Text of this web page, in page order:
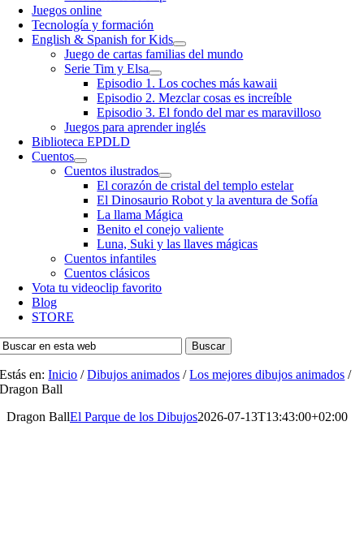
Juegos online
Tecnología y formación
English & Spanish for Kids
Juego de cartas familias del mundo
Serie Tim y Elsa
Episodio 1. Los coches más kawaii
Episodio 2. Mezclar cosas es increíble
Episodio 3. El fondo del mar es maravilloso
Juegos para aprender inglés
Biblioteca EPDLD
Cuentos
Cuentos ilustrados
El corazón de cristal del templo estelar
El Dinosaurio Robot y la aventura de Sofía
La llama Mágica
Benito el conejo valiente
Luna, Suki y las llaves mágicas
Cuentos infantiles
Cuentos clásicos
Vota tu videoclip favorito
Blog
STORE
Buscar
Estás en: Inicio /Dibujos animados /Los mejores dibujos animados /
Dragon Ball
Dragon BallEl Parque de los Dibujos2026-07-13T13:43:00+02:00